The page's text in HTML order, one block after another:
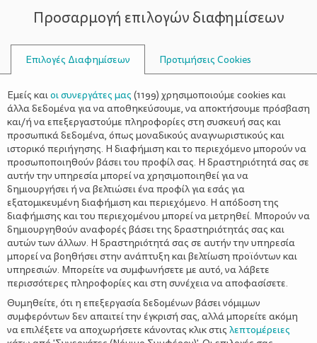
ΣΥΜΒΟΥΛΟΙ
ΟΙΚΟΓΈΝΕΙΑ>ΟΙΚΟΓΕΝΕΙΑΚΈΣ ΔΡΑΣΤΗΡΙΌΤΗΤΕΣ
Το βιβλίο του μήνα: «Πίκο και
Λόλα»
Προσαρμογή επιλογών διαφημίσεων
Επιλογές Διαφημίσεων Προτιμήσεις Cookies
Εμείς καιοι συνεργάτες μας (1199) χρησιμοποιούμε cookies και
άλλα δεδομένα για να αποθηκεύσουμε, να αποκτήσουμε πρόσβαση
και/ή να επεξεργαστούμε πληροφορίες στη συσκευή σας και
προσωπικά δεδομένα, όπως μοναδικούς αναγνωριστικούς και
ιστορικό περιήγησης. Η διαφήμιση και το περιεχόμενο μπορούν να
προσωποποιηθούν βάσει του προφίλ σας. Η δραστηριότητά σας σε
αυτήν την υπηρεσία μπορεί να χρησιμοποιηθεί για να
δημιουργήσει ή να βελτιώσει ένα προφίλ για εσάς για
εξατομικευμένη διαφήμιση και περιεχόμενο. Η απόδοση της
διαφήμισης και του περιεχομένου μπορεί να μετρηθεί. Μπορούν να
δημιουργηθούν αναφορές βάσει της δραστηριότητάς σας και
αυτών των άλλων. Η δραστηριότητά σας σε αυτήν την υπηρεσία
μπορεί να βοηθήσει στην ανάπτυξη και βελτίωση προϊόντων και
υπηρεσιών. Μπορείτε να συμφωνήσετε με αυτό, να λάβετε
περισσότερες πληροφορίες και στη συνέχεια να αποφασίσετε.
Θυμηθείτε, ότι η επεξεργασία δεδομένων βάσει νόμιμων
συμφερόντων δεν απαιτεί την έγκρισή σας, αλλά μπορείτε ακόμη
να επιλέξετε να αποχωρήσετε κάνοντας κλικ στις λεπτομέρειες